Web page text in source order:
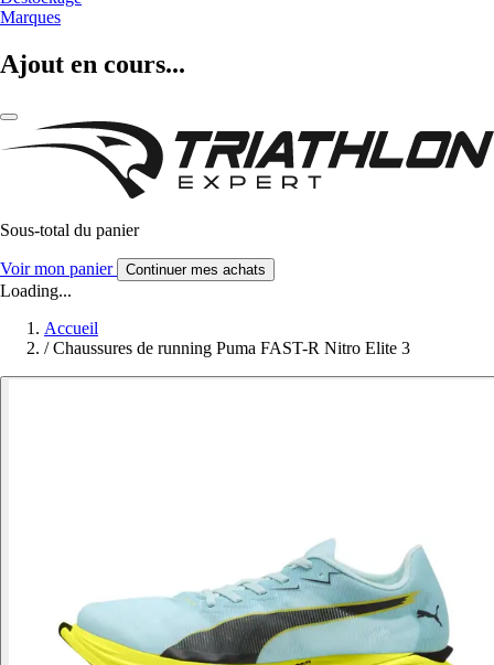
Marques
Ajout en cours...
Sous-total du panier
Voir mon panier Continuer mes achats
Loading...
Accueil
/ Chaussures de running Puma FAST-R Nitro Elite 3